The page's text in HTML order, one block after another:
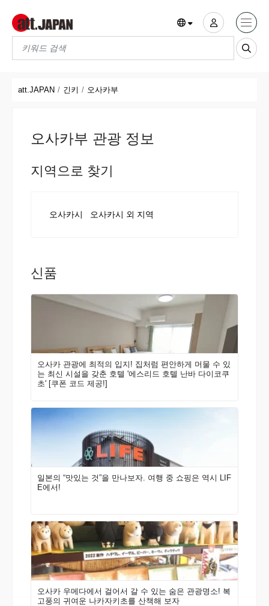
Translations title cont
att.JAPAN 긴키 오사카부
오사카부 관광 정보
지역으로 찾기
오사카시 오사카시 외 지역
신품
오사카 관광에 최적의 입지! 집처럼 편안하게 머물 수 있
는 최신 시설을 갖춘 호텔 '에스리드 호텔 난바 다이코쿠
초' [쿠폰 코드 제공!]
일본의 “맛있는 것”을 만나보자. 여행 중 쇼핑은 역시 LIF
E에서!
오사카 우메다에서 걸어서 갈 수 있는 숨은 관광명소! 복
고풍의 귀여운 나카자키초를 산책해 보자